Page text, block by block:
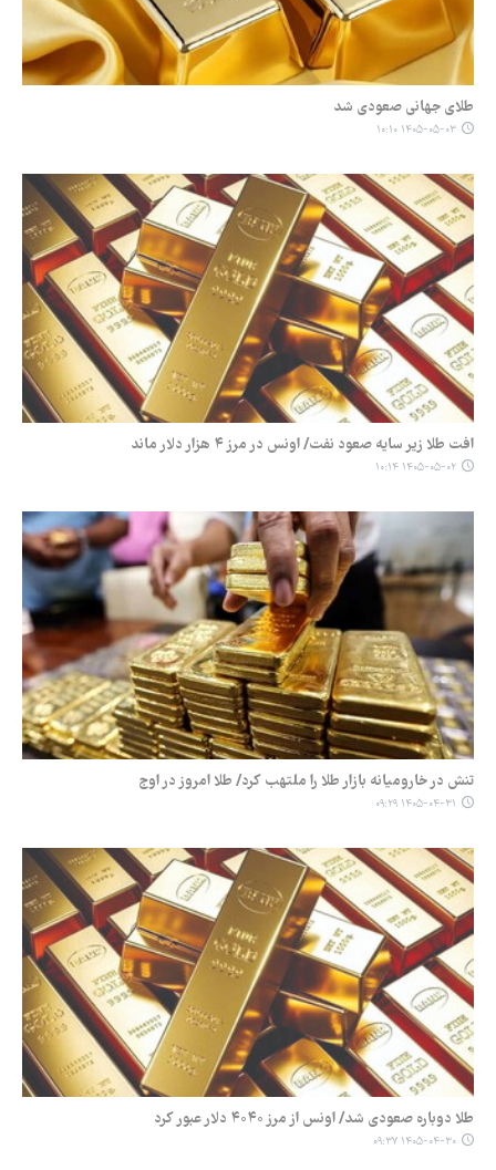
طلای جهانی صعودی شد
۱۴۰۵-۰۵-۰۳ ۱۰:۱۰
افت طلا زیر سایه صعود نفت/ اونس در مرز ۴ هزار دلار ماند
۱۴۰۵-۰۵-۰۲ ۱۰:۱۴
تنش در خارومیانه بازار طلا را ملتهب کرد/ طلا امروز در اوج
۱۴۰۵-۰۴-۳۱ ۰۹:۲۹
طلا دوباره صعودی شد/ اونس از مرز ۴۰۴۰ دلار عبور کرد
۱۴۰۵-۰۴-۳۰ ۰۹:۳۷